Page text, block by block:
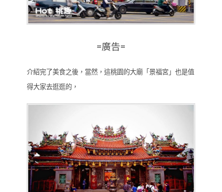
=廣告=
介紹完了美食之後，當然，這桃園的大廟「景福宮」也是值
得大家去逛逛的，